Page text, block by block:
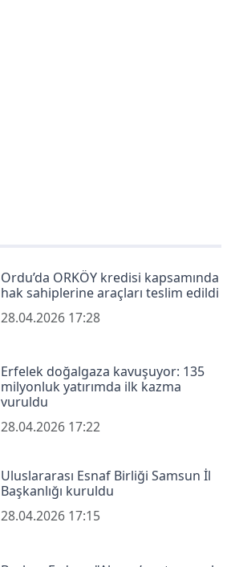
Ordu’da ORKÖY kredisi kapsamında
hak sahiplerine araçları teslim edildi
28.04.2026 17:28
Erfelek doğalgaza kavuşuyor: 135
milyonluk yatırımda ilk kazma
vuruldu
28.04.2026 17:22
Uluslararası Esnaf Birliği Samsun İl
Başkanlığı kuruldu
28.04.2026 17:15